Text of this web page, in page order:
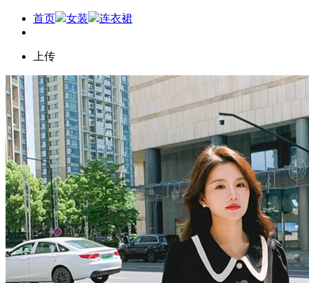
首页 女装 连衣裙
上传